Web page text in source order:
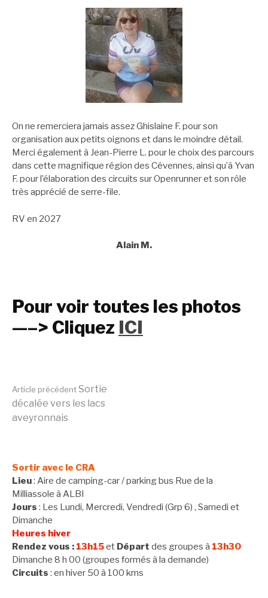
On ne remerciera jamais assez Ghislaine F. pour son
organisation aux petits oignons et dans le moindre détail.
Merci également à Jean-Pierre L. pour le choix des parcours
dans cette magnifique région des Cévennes, ainsi qu’à Yvan
F. pour l’élaboration des circuits sur Openrunner et son rôle
très apprécié de serre-file.
RV en 2027
Alain M.
Pour voir toutes les photos
—–> Cliquez ICI
Lire
suite
Article précédentSortie
décalée vers les lacs
aveyronnais
Sortir avec le CRA
Lieu: Aire de camping-car / parking bus Rue de la
Milliassole à ALBI
Jours : Les Lundi, Mercredi, Vendredi (Grp 6) , Samedi et
Dimanche
Heures hiver
Rendez vous : 13h15et Départ des groupes à 13h30
Dimanche 8 h 00 (groupes formés à la demande)
Circuits : en hiver 50 à 100 kms